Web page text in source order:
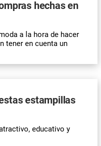
hechas en
a la hora de hacer
tener en cuenta un
estampillas
educativo y